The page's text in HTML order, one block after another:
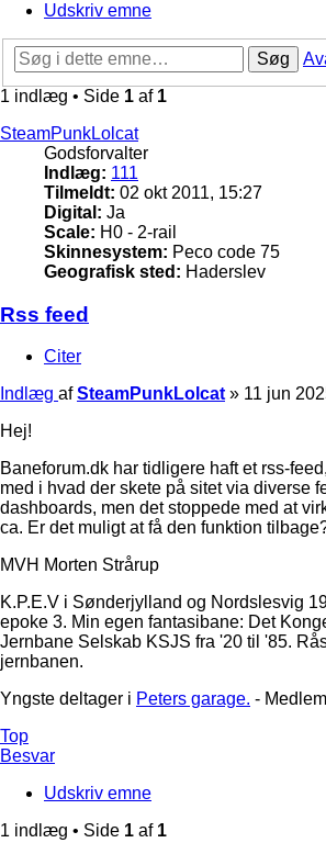
Udskriv emne
Søg
1 indlæg • Side 1 af 1
SteamPunkLolcat
Godsforvalter
Indlæg: 111
Tilmeldt: 02 okt 2011, 15:27
Digital: Ja
Scale: H0 - 2-rail
Skinnesystem: Peco code 75
Geografisk sted: Haderslev
Rss feed
Citer
Indlæg afSteamPunkLolcat » 11 jun
Hej!
Baneforum.dk har tidligere haft et rss-
med i hvad der skete på sitet via diverse
dashboards, men det stoppede med at
ca. Er det muligt at få den funktion
MVH Morten Strårup
K.P.E.V i Sønderjylland og Nordslesvig
epoke 3. Min egen fantasibane: Det
Jernbane Selskab KSJS fra '20 til '85.
jernbanen.
Yngste deltager i Peters garage. -
Top
Besvar
Udskriv emne
1 indlæg • Side 1 af 1